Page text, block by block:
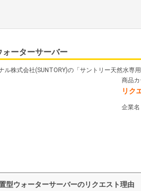
ーターサーバー
ル株式会社(SUNTORY)の「サントリー天然水専
商品
リク
企業
型ウォーターサーバーのリクエスト理由